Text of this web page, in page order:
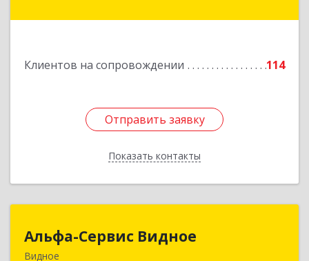
Клиентов на сопровождении 114
Отправить заявку
Показать контакты
Отправить заявку
Назад
Альфа-Сервис Видное
Видное